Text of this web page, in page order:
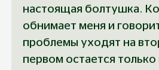
настоящая болтушка.
обнимает меня и
проблемы уходят на
первом остается